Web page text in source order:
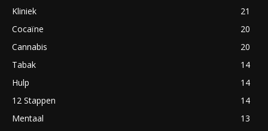
Kliniek
21
Cocaïne
20
Cannabis
20
Tabak
14
Hulp
14
12 Stappen
14
Mentaal
13